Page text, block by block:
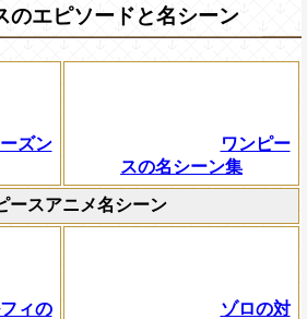
のエピソードと名シーン
ズン
ワンピー
スの名シーン集
ースアニメ名シーン
ィの
ゾロの対